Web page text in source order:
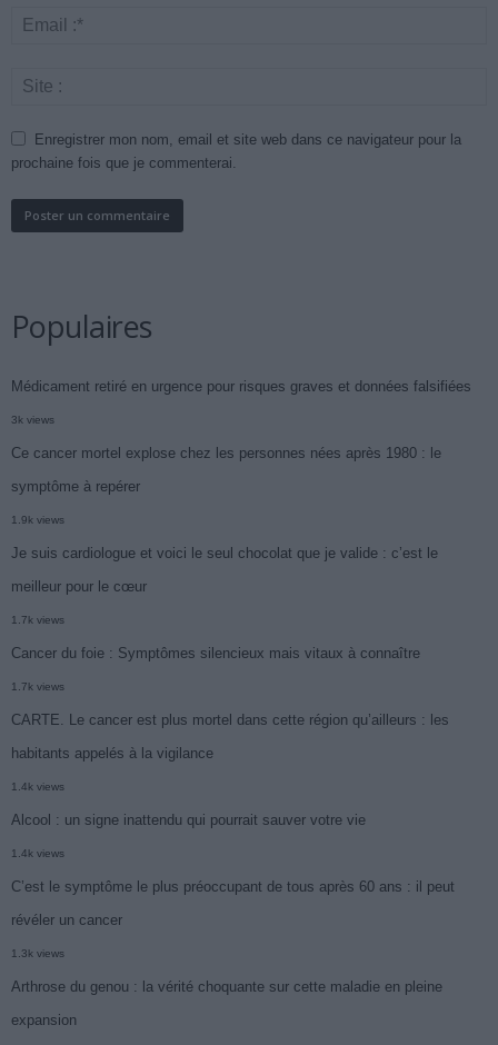
Enregistrer mon nom, email et site web dans ce navigateur pour la
prochaine fois que je commenterai.
Populaires
Médicament retiré en urgence pour risques graves et données falsifiées
3k views
Ce cancer mortel explose chez les personnes nées après 1980 : le
symptôme à repérer
1.9k views
Je suis cardiologue et voici le seul chocolat que je valide : c’est le
meilleur pour le cœur
1.7k views
Cancer du foie : Symptômes silencieux mais vitaux à connaître
1.7k views
CARTE. Le cancer est plus mortel dans cette région qu’ailleurs : les
habitants appelés à la vigilance
1.4k views
Alcool : un signe inattendu qui pourrait sauver votre vie
1.4k views
C’est le symptôme le plus préoccupant de tous après 60 ans : il peut
révéler un cancer
1.3k views
Arthrose du genou : la vérité choquante sur cette maladie en pleine
expansion